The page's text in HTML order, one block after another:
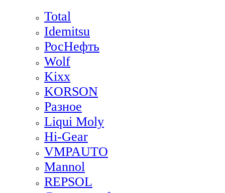
Total
Idemitsu
РосНефть
Wolf
Kixx
KORSON
Разное
Liqui Moly
Hi-Gear
VMPAUTO
Mannol
REPSOL